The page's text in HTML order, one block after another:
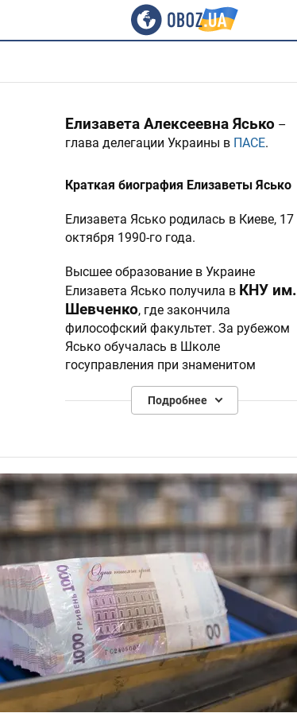
Елизавета Алексеевна Ясько –
глава делегации Украины в ПАСЕ.
Краткая биография Елизаветы Ясько
Елизавета Ясько родилась в Киеве, 17
октября 1990-го года.
Высшее образование в Украине
Елизавета Ясько получила в КНУ им.
Шевченко, где закончила
философский факультет. За рубежом
Ясько обучалась в Школе
госуправления при знаменитом
Оксфордском университете
котором она также возглавляла
Елизавета Ясько преподавала в
Украинском католическом
университете, а также состояла в
политической силе"Европейская
сотня".
Некоторое время работала в
Украинском кризисном медиа-
центре.
Наукраинских досрочных
парламентских выборах, которые
состоялись в 2019-м году, Елизавета
Ясько баллотировалась в Верховную
Раду Украины от партии"Слуга
Подробнее